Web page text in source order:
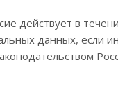
действует в
данных, если